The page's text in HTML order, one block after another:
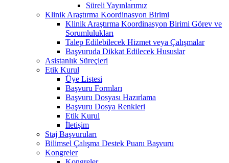
Süreli Yayınlarımız
Klinik Araştırma Koordinasyon Birimi
Klinik Araştırma Koordinasyon Birimi Görev ve
Sorumlulukları
Talep Edilebilecek Hizmet veya Çalışmalar
Başvuruda Dikkat Edilecek Hususlar
Asistanlık Süreçleri
Etik Kurul
Üye Listesi
Başvuru Formları
Başvuru Dosyası Hazırlama
Başvuru Dosya Renkleri
Etik Kurul
İletişim
Staj Başvuruları
Bilimsel Çalışma Destek Puanı Başvuru
Kongreler